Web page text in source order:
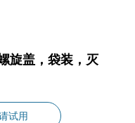
旋盖，袋装，灭
试用